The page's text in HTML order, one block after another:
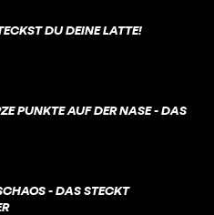
DU DEINE LATTE!
PUNKTE AUF DER NASE - DAS
- DAS STECKT